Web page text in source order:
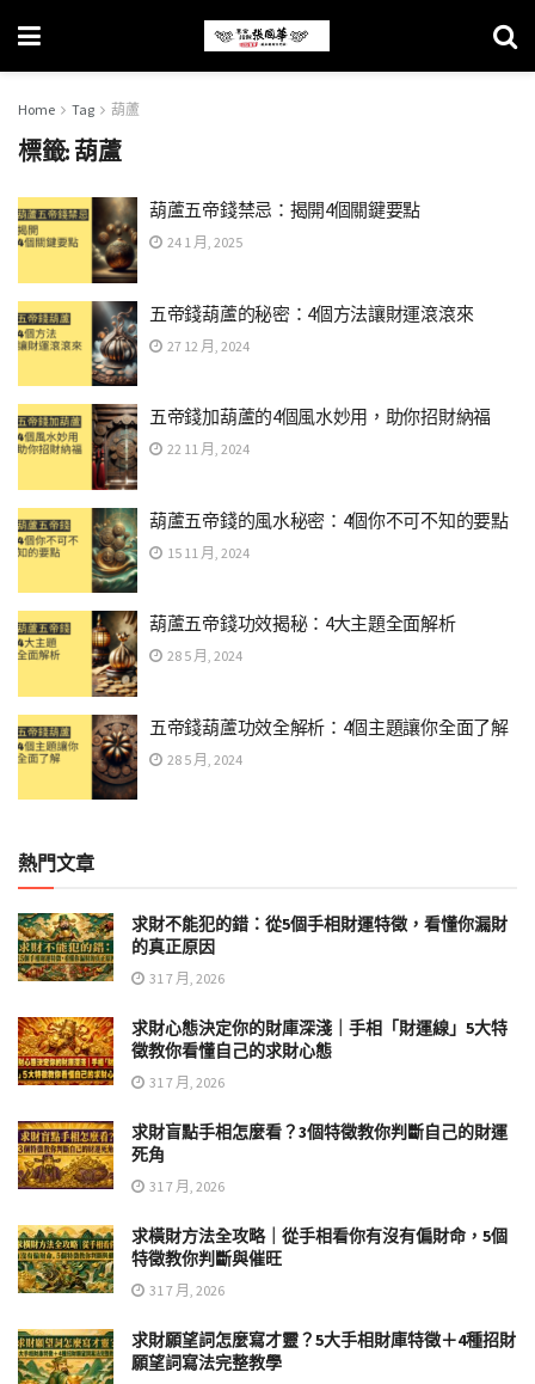
Home Tag 葫蘆
標籤: 葫蘆
葫蘆五帝錢禁忌：揭開4個關鍵要點
24 1 月, 2025
五帝錢葫蘆的秘密：4個方法讓財運滾滾來
27 12 月, 2024
五帝錢加葫蘆的4個風水妙用，助你招財納福
22 11 月, 2024
葫蘆五帝錢的風水秘密：4個你不可不知的要點
15 11 月, 2024
葫蘆五帝錢功效揭秘：4大主題全面解析
28 5 月, 2024
五帝錢葫蘆功效全解析：4個主題讓你全面了解
28 5 月, 2024
熱門文章
求財不能犯的錯：從5個手相財運特徵，看懂你漏財
的真正原因
31 7 月, 2026
求財心態決定你的財庫深淺｜手相「財運線」5大特
徵教你看懂自己的求財心態
31 7 月, 2026
求財盲點手相怎麼看？3個特徵教你判斷自己的財運
死角
31 7 月, 2026
求橫財方法全攻略｜從手相看你有沒有偏財命，5個
特徵教你判斷與催旺
31 7 月, 2026
求財願望詞怎麼寫才靈？5大手相財庫特徵＋4種招財
願望詞寫法完整教學